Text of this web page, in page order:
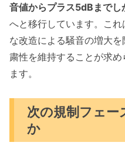
音値からプラス5dBまでし
へと移行しています。こ
な改造による騒音の増大
粛性を維持することが求
ます。
次の規制フェー
か